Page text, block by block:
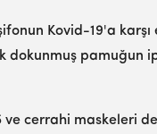
Kovid-19'a karşı
dokunmuş pamuğun
ve cerrahi maskeleri